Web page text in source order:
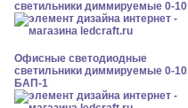
светильники диммируемые 0-10
Офисные светодиодные
светильники диммируемые 0-10
БАП-1